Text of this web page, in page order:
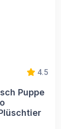
4.5
Puppe